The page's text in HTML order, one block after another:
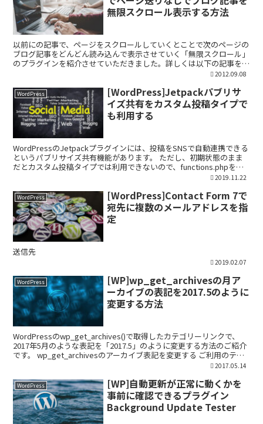
無限スクロール表示する方法
以前にの記事で、ページをスクロールしていくとことで次のページの
ブログ記事をどんどん読み込んで表示させていく「無限スクロール」
のプラグインを紹介させていただきました。詳しくは以下の記事を参
2012.09.08
WordPress
[WordPress]Jetpackパブリサ
イズ共有をカスタム投稿タイプで
も利用する
WordPressのJetpackプラグインには、投稿をSNSで自動連携できる
というパブリサイズ共有機能があります。 ただし、初期状態のまま
だとカスタム投稿タイプでは利用できないので、functions.phpを編
2019.11.22
WordPress
[WordPress]Contact Form 7で
宛先に複数のメールアドレスを指
定
送信先
2019.02.07
WordPress
[WP]wp_get_archivesの月ア
ーカイブの表記を2017.5のように
変更する方法
WordPressのwp_get_archives()で取得したカテゴリーリンクで、
2017年5月のような表記を「2017.5」のように変更する方法のご紹介
です。 wp_get_archivesのアーカイブ表記を変更する ご利用のテー
2017.05.14
WordPress
[WP]自動更新が正常に動くかを
事前に確認できるプラグイン
Background Update Tester